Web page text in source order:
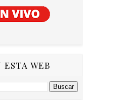
ESTA WEB